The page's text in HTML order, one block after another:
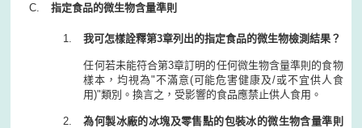
指定食品的微生物含量準則
我可怎樣詮釋第3章列出的指定食品的微生物檢測結果？
任何若未能符合第3章訂明的任何微生物含量準則的食物
樣本，均視為"不滿意(可能危害健康及/或不宜供人食
用)"類別。換言之，受影響的食品應禁止供人食用。
為何製冰廠的冰塊及零售點的包裝冰的微生物含量準則